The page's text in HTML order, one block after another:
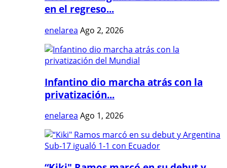
en el regreso...
enelarea Ago 2, 2026
Infantino dio marcha atrás con la
privatización...
enelarea Ago 1, 2026